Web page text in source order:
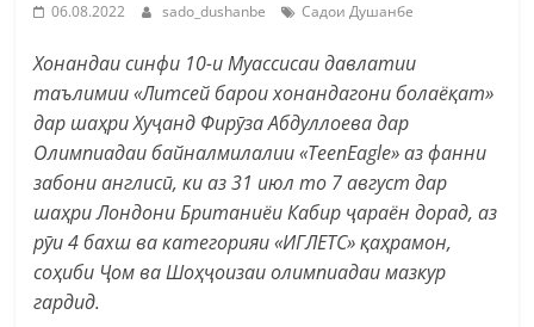
06.08.2022 sado_dushanbe Садои Душанбе
Хонандаи синфи 10-и Муассисаи давлатии
таълимии «Литсей барои хонандагони болаёқат»
дар шаҳри Хуҷанд Фирӯза Абдуллоева дар
Олимпиадаи байналмилалии «TeenEagle» аз фанни
забони англисӣ, ки аз 31 июл то 7 август дар
шаҳри Лондони Британиёи Кабир ҷараён дорад, аз
рӯи 4 бахш ва категорияи «ИГЛЕТС» қаҳрамон,
соҳиби Ҷом ва Шоҳҷоизаи олимпиадаи мазкур
гардид.